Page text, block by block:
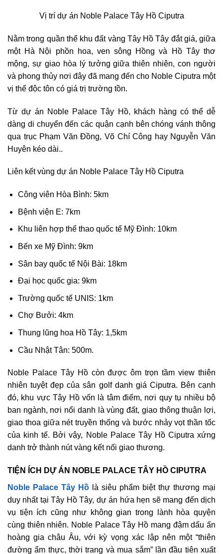
Vị trí dự án Noble Palace Tây Hồ Ciputra
Nằm trong quần thể khu đất vàng Tây Hồ Tây đắt giá, giữa
một Hà Nội phồn hoa, ven sông Hồng và Hồ Tây thơ
mộng, sự giao hòa lý tưởng giữa thiên nhiên, con người
và phong thủy nơi đây đã mang đến cho Noble Ciputra một
vị thế độc tôn có giá trị trường tồn.
Từ dự án Noble Palace Tây Hồ, khách hàng có thể dễ
dàng di chuyển đến các quận cạnh bên chóng vánh thông
qua trục Phạm Văn Đồng, Võ Chí Công hay Nguyễn Văn
Huyên kéo dài..
Liên kết vùng dự án Noble Palace Tây Hồ Ciputra
Công viên Hòa Bình: 5km
Bệnh viện E: 7km
Khu liên hợp thể thao quốc tế Mỹ Đình: 10km
Bến xe Mỹ Đình: 9km
Sân bay quốc tế Nội Bài: 18km
Đại học quốc gia: 9km
Trường quốc tế UNIS: 1km
Chợ Bưởi: 4km
Thung lũng hoa Hồ Tây: 1,5km
Cầu Nhật Tân: 500m.
Noble Palace Tây Hồ còn được ôm trọn tầm view thiên
nhiên tuyệt đẹp của sân golf danh giá Ciputra. Bên cạnh
đó, khu vực Tây Hồ vốn là tâm điểm, nơi quy tụ nhiều bộ
ban ngành, nơi nổi danh là vùng đất, giao thông thuận lợi,
giao thoa giữa nét truyền thống và bước nhảy vọt thần tốc
của kinh tế. Bởi vậy, Noble Palace Tây Hồ Ciputra xứng
danh trở thành nút vàng kết nối giao thương.
TIỆN ÍCH DỰ ÁN NOBLE PALACE TÂY HỒ CIPUTRA
Noble Palace Tây Hồ là siêu phẩm biệt thự thương mại
duy nhất tại Tây Hồ Tây, dự án hứa hẹn sẽ mang đến dịch
vụ tiện ích cũng như không gian trong lành hòa quyện
cùng thiên nhiên. Noble Palace Tây Hồ mang đậm dấu ấn
hoàng gia châu Âu, với kỳ vọng xác lập nên một “thiên
đường ẩm thực, thời trang và mua sắm” lần đầu tiên xuất